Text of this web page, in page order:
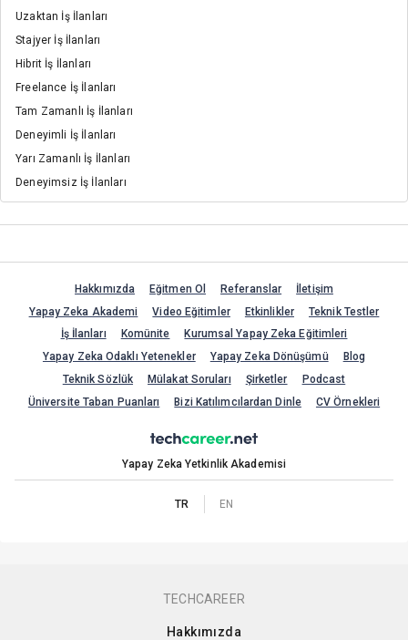
Uzaktan İş İlanları
Stajyer İş İlanları
Hibrit İş İlanları
Freelance İş İlanları
Tam Zamanlı İş İlanları
Deneyimli İş İlanları
Yarı Zamanlı İş İlanları
Deneyimsiz İş İlanları
Hakkımızda Eğitmen Ol Referanslar
İletişim
Yapay Zeka Akademi
Video Eğitimler Etkinlikler
Teknik Testler
İş İlanları
Komünite
Kurumsal Yapay Zeka Eğitimleri
Yapay Zeka Odaklı Yetenekler
Yapay Zeka Dönüşümü
Blog
Teknik Sözlük
Mülakat Soruları Şirketler
Podcast
Üniversite Taban Puanları
Bizi Katılımcılardan Dinle CV Örnekleri
Yapay Zeka Yetkinlik Akademisi
TR EN
TECHCAREER
Hakkımızda